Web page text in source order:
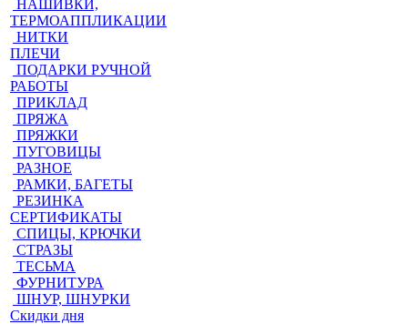
НАШИВКИ,
ТЕРМОАППЛИКАЦИИ
НИТКИ
ПЛЕЧИ
ПОДАРКИ РУЧНОЙ
РАБОТЫ
ПРИКЛАД
ПРЯЖА
ПРЯЖКИ
ПУГОВИЦЫ
РАЗНОЕ
РАМКИ, БАГЕТЫ
РЕЗИНКА
СЕРТИФИКАТЫ
СПИЦЫ, КРЮЧКИ
СТРАЗЫ
ТЕСЬМА
ФУРНИТУРА
ШНУР, ШНУРКИ
Скидки дня